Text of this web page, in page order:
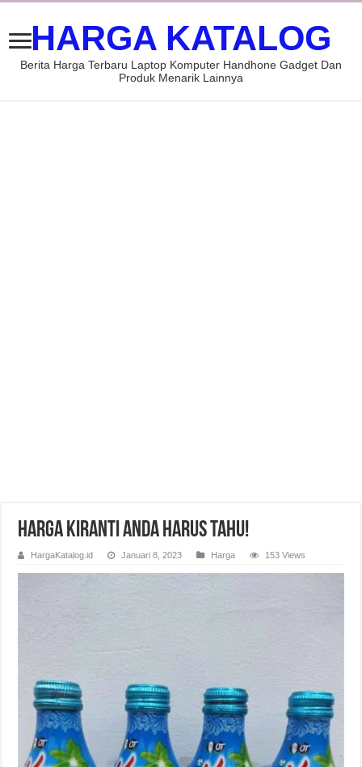
HARGA KATALOG
Berita Harga Terbaru Laptop Komputer Handhone Gadget Dan
Produk Menarik Lainnya
Harga Kiranti Anda Harus Tahu!
HargaKatalog.id Januari 8, 2023 Harga 153 Views